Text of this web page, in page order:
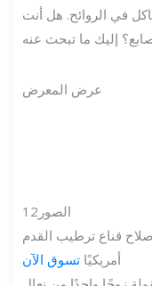
في الروائح. هل أنت
عرض المعرض
12 الصور
أمريكيًا تسوق الآن